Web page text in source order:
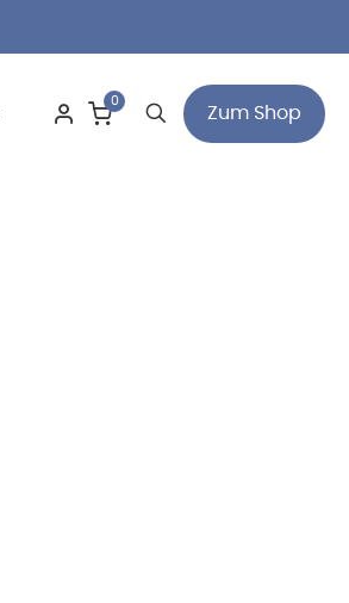
0
Zum Shop